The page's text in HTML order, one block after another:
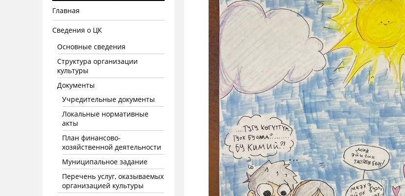
Главная
Сведения о ЦК
Основные сведения
Структура организации
культуры
Документы
Учредительные документы
Локальные нормативные
акты
План финансово-
хозяйственной деятельности
Муниципальное задание
Перечень услуг, оказываемых
организацией культуры